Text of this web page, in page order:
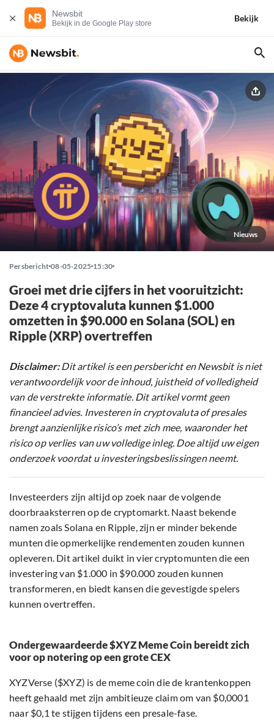
Newsbit
Bekijk in de Google Play store
Bekijk
Nieuws
Persbericht 08-05-2025 15:30
Groei met drie cijfers in het vooruitzicht:
Deze 4 cryptovaluta kunnen $1.000
omzetten in $90.000 en Solana (SOL) en
Ripple (XRP) overtreffen
Disclaimer:Dit artikel is een persbericht en Newsbit is niet
verantwoordelijk voor de inhoud, juistheid of volledigheid
van de verstrekte informatie. Dit artikel vormt geen
financieel advies. Investeren in cryptovaluta of presales
brengt aanzienlijke risico’s met zich mee, waaronder het
risico op verlies van uw volledige inleg. Doe altijd uw eigen
onderzoek voordat u investeringsbeslissingen neemt.
Investeerders zijn altijd op zoek naar de volgende
doorbraaksterren op de cryptomarkt. Naast bekende
namen zoals Solana en Ripple, zijn er minder bekende
munten die opmerkelijke rendementen zouden kunnen
opleveren. Dit artikel duikt in vier cryptomunten die een
investering van $1.000 in $90.000 zouden kunnen
transformeren, en biedt kansen die gevestigde spelers
kunnen overtreffen.
Ondergewaardeerde $XYZ Meme Coin bereidt zich
voor op notering op een grote CEX
XYZVerse ($XYZ) is de meme coin die de krantenkoppen
heeft gehaald met zijn ambitieuze claim om van $0,0001
naar $0,1 te stijgen tijdens een presale-fase.